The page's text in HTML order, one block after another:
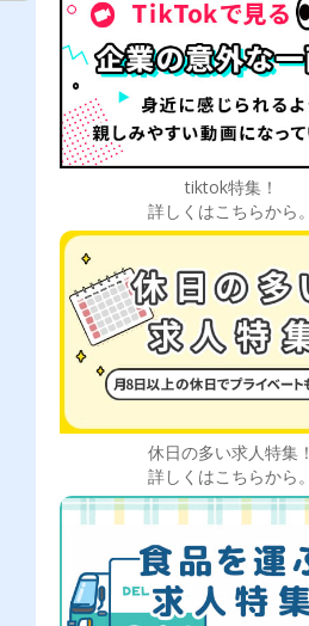
tiktok特集！
詳しくはこちらから。
休日の多い求人特集！
詳しくはこちらから。